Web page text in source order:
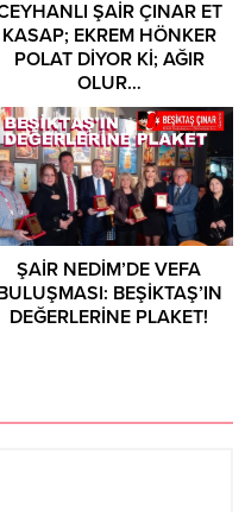
ŞAİR ÇINAR ET
KASAP; EKREM HÖNKER
POLAT DİYOR Kİ; AĞIR
OLUR…
​ŞAİR NEDİM’DE VEFA
BEŞİKTAŞ’IN
DEĞERLERİNE PLAKET!